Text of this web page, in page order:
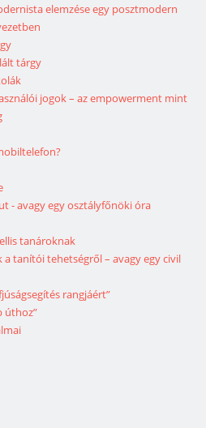
elemzése egy posztmodern
tárgy
jogok – az empowerment mint
- avagy egy osztályfőnöki óra
tanároknak
a tanítói tehetségről – avagy egy civil
rangjáért”
úthoz”